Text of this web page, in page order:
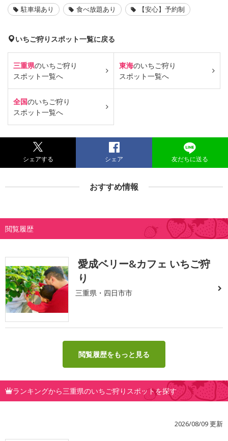
駐車場あり 食べ放題あり 【安心】予約制
いちご狩りスポット一覧に戻る
三重県のいちご狩り
スポット一覧へ
東海のいちご狩り
スポット一覧へ
全国のいちご狩り
スポット一覧へ
シェアする シェア 友だちに送る
おすすめ情報
閲覧履歴
愛成ベリー&カフェ いちご狩
り
三重県・四日市市
閲覧履歴をもっと見る
ランキングから三重県のいちご狩りスポットを探す
2026/08/09 更新